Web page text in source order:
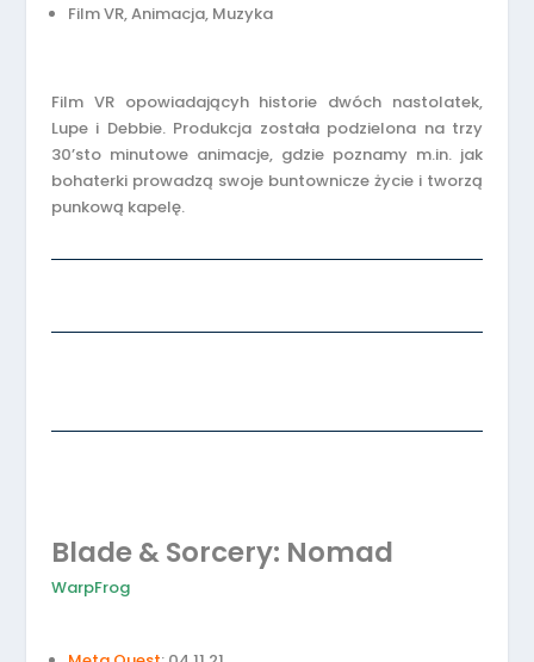
Film VR, Animacja, Muzyka
Film VR opowiadającyh historie dwóch nastolatek,
Lupe i Debbie. Produkcja została podzielona na trzy
30’sto minutowe animacje, gdzie poznamy m.in. jak
bohaterki prowadzą swoje buntownicze życie i tworzą
punkową kapelę.
Blade & Sorcery: Nomad
WarpFrog